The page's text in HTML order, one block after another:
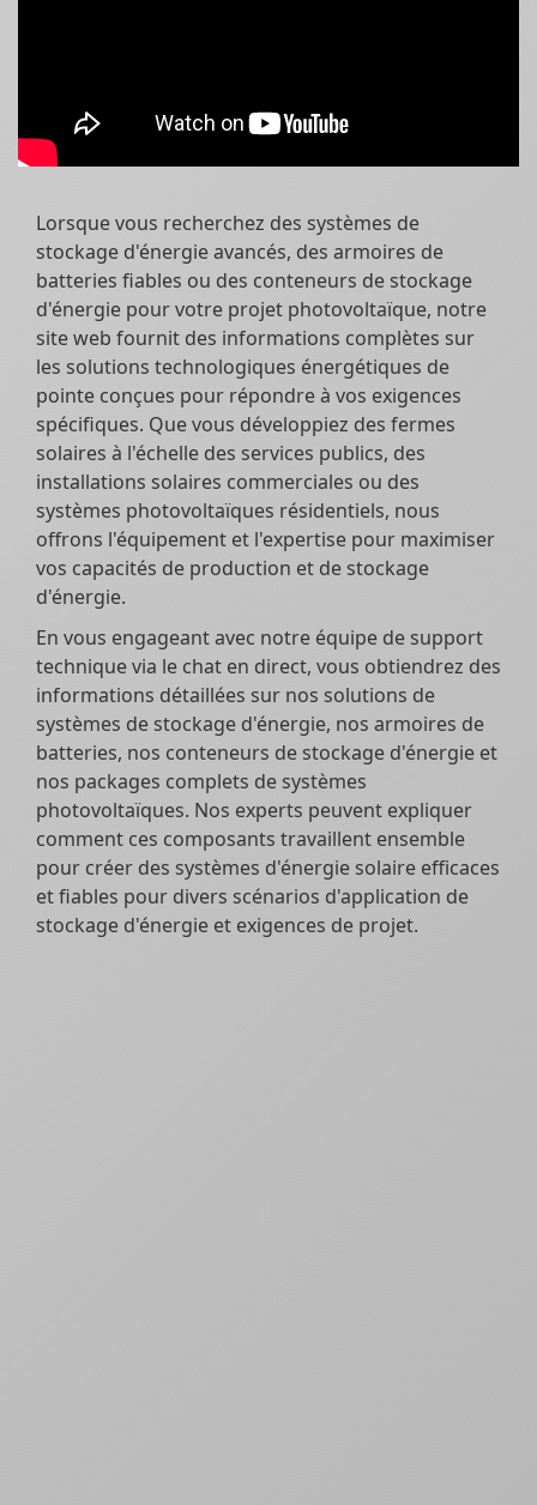
Lorsque vous recherchez des systèmes de
stockage d'énergie avancés, des armoires de
batteries fiables ou des conteneurs de stockage
d'énergie pour votre projet photovoltaïque, notre
site web fournit des informations complètes sur
les solutions technologiques énergétiques de
pointe conçues pour répondre à vos exigences
spécifiques. Que vous développiez des fermes
solaires à l'échelle des services publics, des
installations solaires commerciales ou des
systèmes photovoltaïques résidentiels, nous
offrons l'équipement et l'expertise pour maximiser
vos capacités de production et de stockage
d'énergie.
En vous engageant avec notre équipe de support
technique via le chat en direct, vous obtiendrez des
informations détaillées sur nos solutions de
systèmes de stockage d'énergie, nos armoires de
batteries, nos conteneurs de stockage d'énergie et
nos packages complets de systèmes
photovoltaïques. Nos experts peuvent expliquer
comment ces composants travaillent ensemble
pour créer des systèmes d'énergie solaire efficaces
et fiables pour divers scénarios d'application de
stockage d'énergie et exigences de projet.